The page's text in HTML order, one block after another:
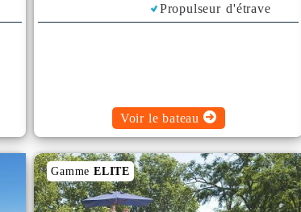
Propulseur d'étrave
Voir le bateau
Gamme ELITE